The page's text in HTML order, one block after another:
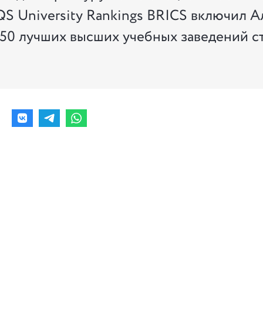
University Rankings BRICS включил
лучших высших учебных заведений